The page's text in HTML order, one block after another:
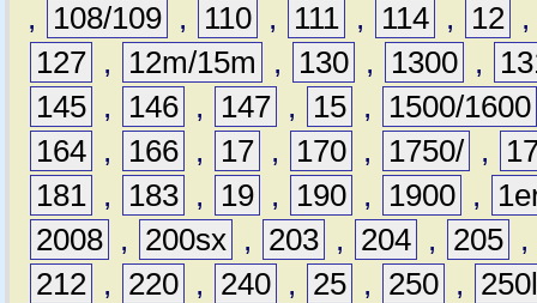
,
108/109 , 110 , 111 , 114 , 12
127 , 12m/15m , 130 , 1300 ,
145 , 146 , 147 , 15 ,
1500/1600
164 , 166 , 17 , 170 , 1750/ ,
181 , 183 , 19 , 190 , 1900 ,
2008 , 200sx , 203 , 204 , 205 ,
212 , 220 , 240 , 25 , 250 ,